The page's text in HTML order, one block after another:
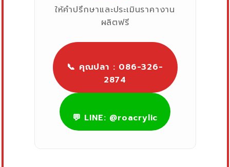
ให้คำปรึกษาและประเมินราคางาน
ผลิตฟรี
📞 คุณปลา : 086-326-
2874
💬 LINE: @roacrylic